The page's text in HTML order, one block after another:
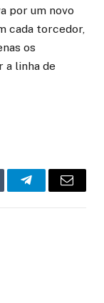
por um novo
cada torcedor,
os
a linha de
TelegramEmail